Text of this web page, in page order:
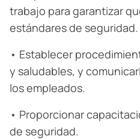
trabajo para garantizar
estándares de seguridad.
• Establecer
y saludables, y
los empleados.
• Proporcionar
de seguridad.